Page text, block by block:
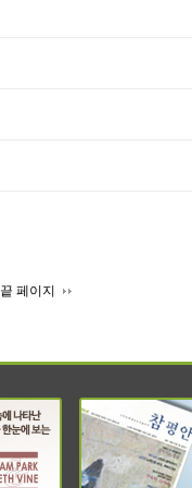
끝 페이지